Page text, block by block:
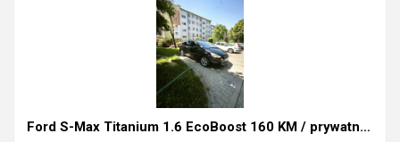
Ford S-Max Titanium 1.6 EcoBoost 160 KM / prywatny...